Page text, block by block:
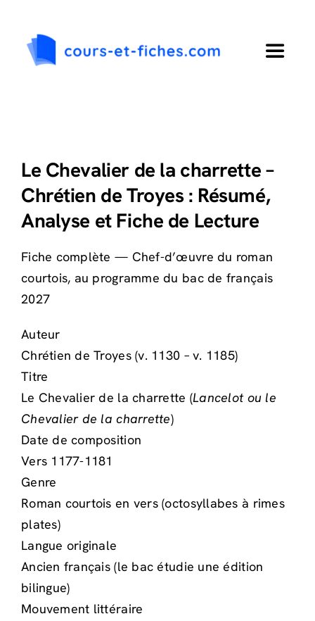
contenu
Toggle
Collège
Le Chevalier de la charrette –
Chrétien de Troyes : Résumé,
Analyse et Fiche de Lecture
Fiche complète — Chef-d’œuvre du roman
courtois, au programme du bac de français
2027
Auteur
Chrétien de Troyes (v. 1130 – v. 1185)
Titre
Le Chevalier de la charrette (Lancelot ou le
Chevalier de la charrette)
Date de composition
Vers 1177-1181
Genre
Roman courtois en vers (octosyllabes à rimes
plates)
Langue originale
Ancien français (le bac étudie une édition
bilingue)
Mouvement littéraire